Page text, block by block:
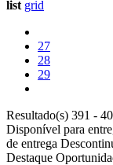
list grid
27
28
29
Resultado(s) 391 -
Disponível para
de entrega
Destaque